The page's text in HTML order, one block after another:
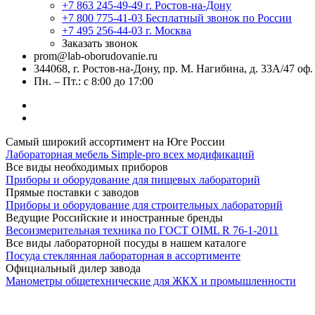
+7 863 245-49-49 г. Ростов-на-Дону
+7 800 775-41-03 Бесплатный звонок по России
+7 495 256-44-03 г. Москва
Заказать звонок
prom@lab-oborudovanie.ru
344068, г. Ростов-на-Дону, пр. М. Нагибина, д. 33А/47 оф.
Пн. – Пт.: с 8:00 до 17:00
Самый широкий ассортимент на Юге России
Лабораторная мебель Simple-pro всех модификаций
Все виды необходимых приборов
Приборы и оборудование для пищевых лабораторий
Прямые поставки с заводов
Приборы и оборудование для строительных лабораторий
Ведущие Российские и иностранные бренды
Весоизмерительная техника по ГОСТ OIML R 76-1-2011
Все виды лабораторной посуды в нашем каталоге
Посуда стеклянная лабораторная в ассортименте
Официальный дилер завода
Манометры общетехнические для ЖКХ и промышленности